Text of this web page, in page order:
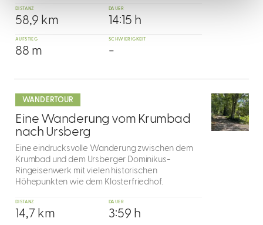
DISTANZ
58,9 km
DAUER
14:15 h
AUFSTIEG
88 m
SCHWIERIGKEIT
-
WANDERTOUR
5
Eine Wanderung vom Krumbad
nach Ursberg
Eine eindrucksvolle Wanderung zwischen dem
Krumbad und dem Ursberger Dominikus-
Ringeisenwerk mit vielen historischen
Höhepunkten wie dem Klosterfriedhof.
DISTANZ
14,7 km
DAUER
3:59 h
dazu